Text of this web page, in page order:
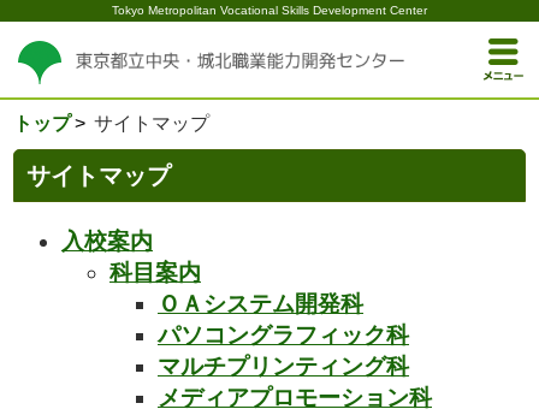
Tokyo Metropolitan Vocational Skills Development Center
トップ サイトマップ
サイトマップ
入校案内
科目案内
ＯＡシステム開発科
パソコングラフィック科
マルチプリンティング科
メディアプロモーション科